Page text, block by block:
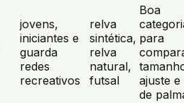
jovens,
iniciantes e
guarda
redes
recreativos
relva
sintética,
relva
natural,
futsal
Boa
para
ajuste e
de